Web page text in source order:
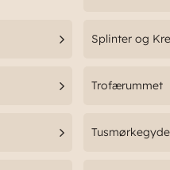
Splinter og
Trofærummet